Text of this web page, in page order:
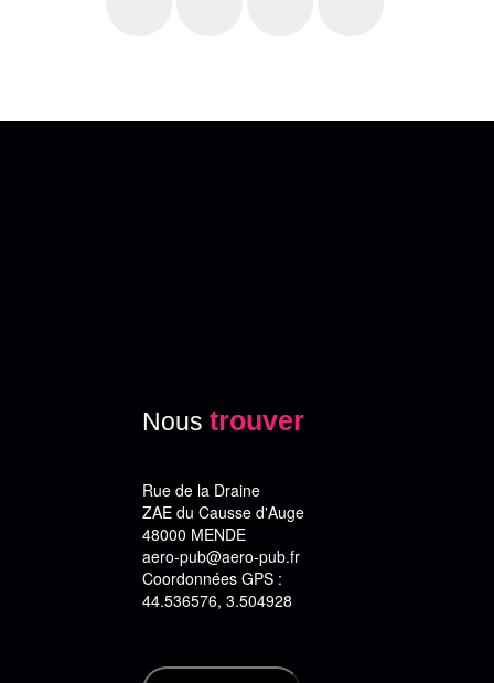
Nous trouver
Rue de la Draine
ZAE du Causse d'Auge
48000 MENDE
aero-pub@aero-pub.fr
Coordonnées GPS :
44.536576, 3.504928